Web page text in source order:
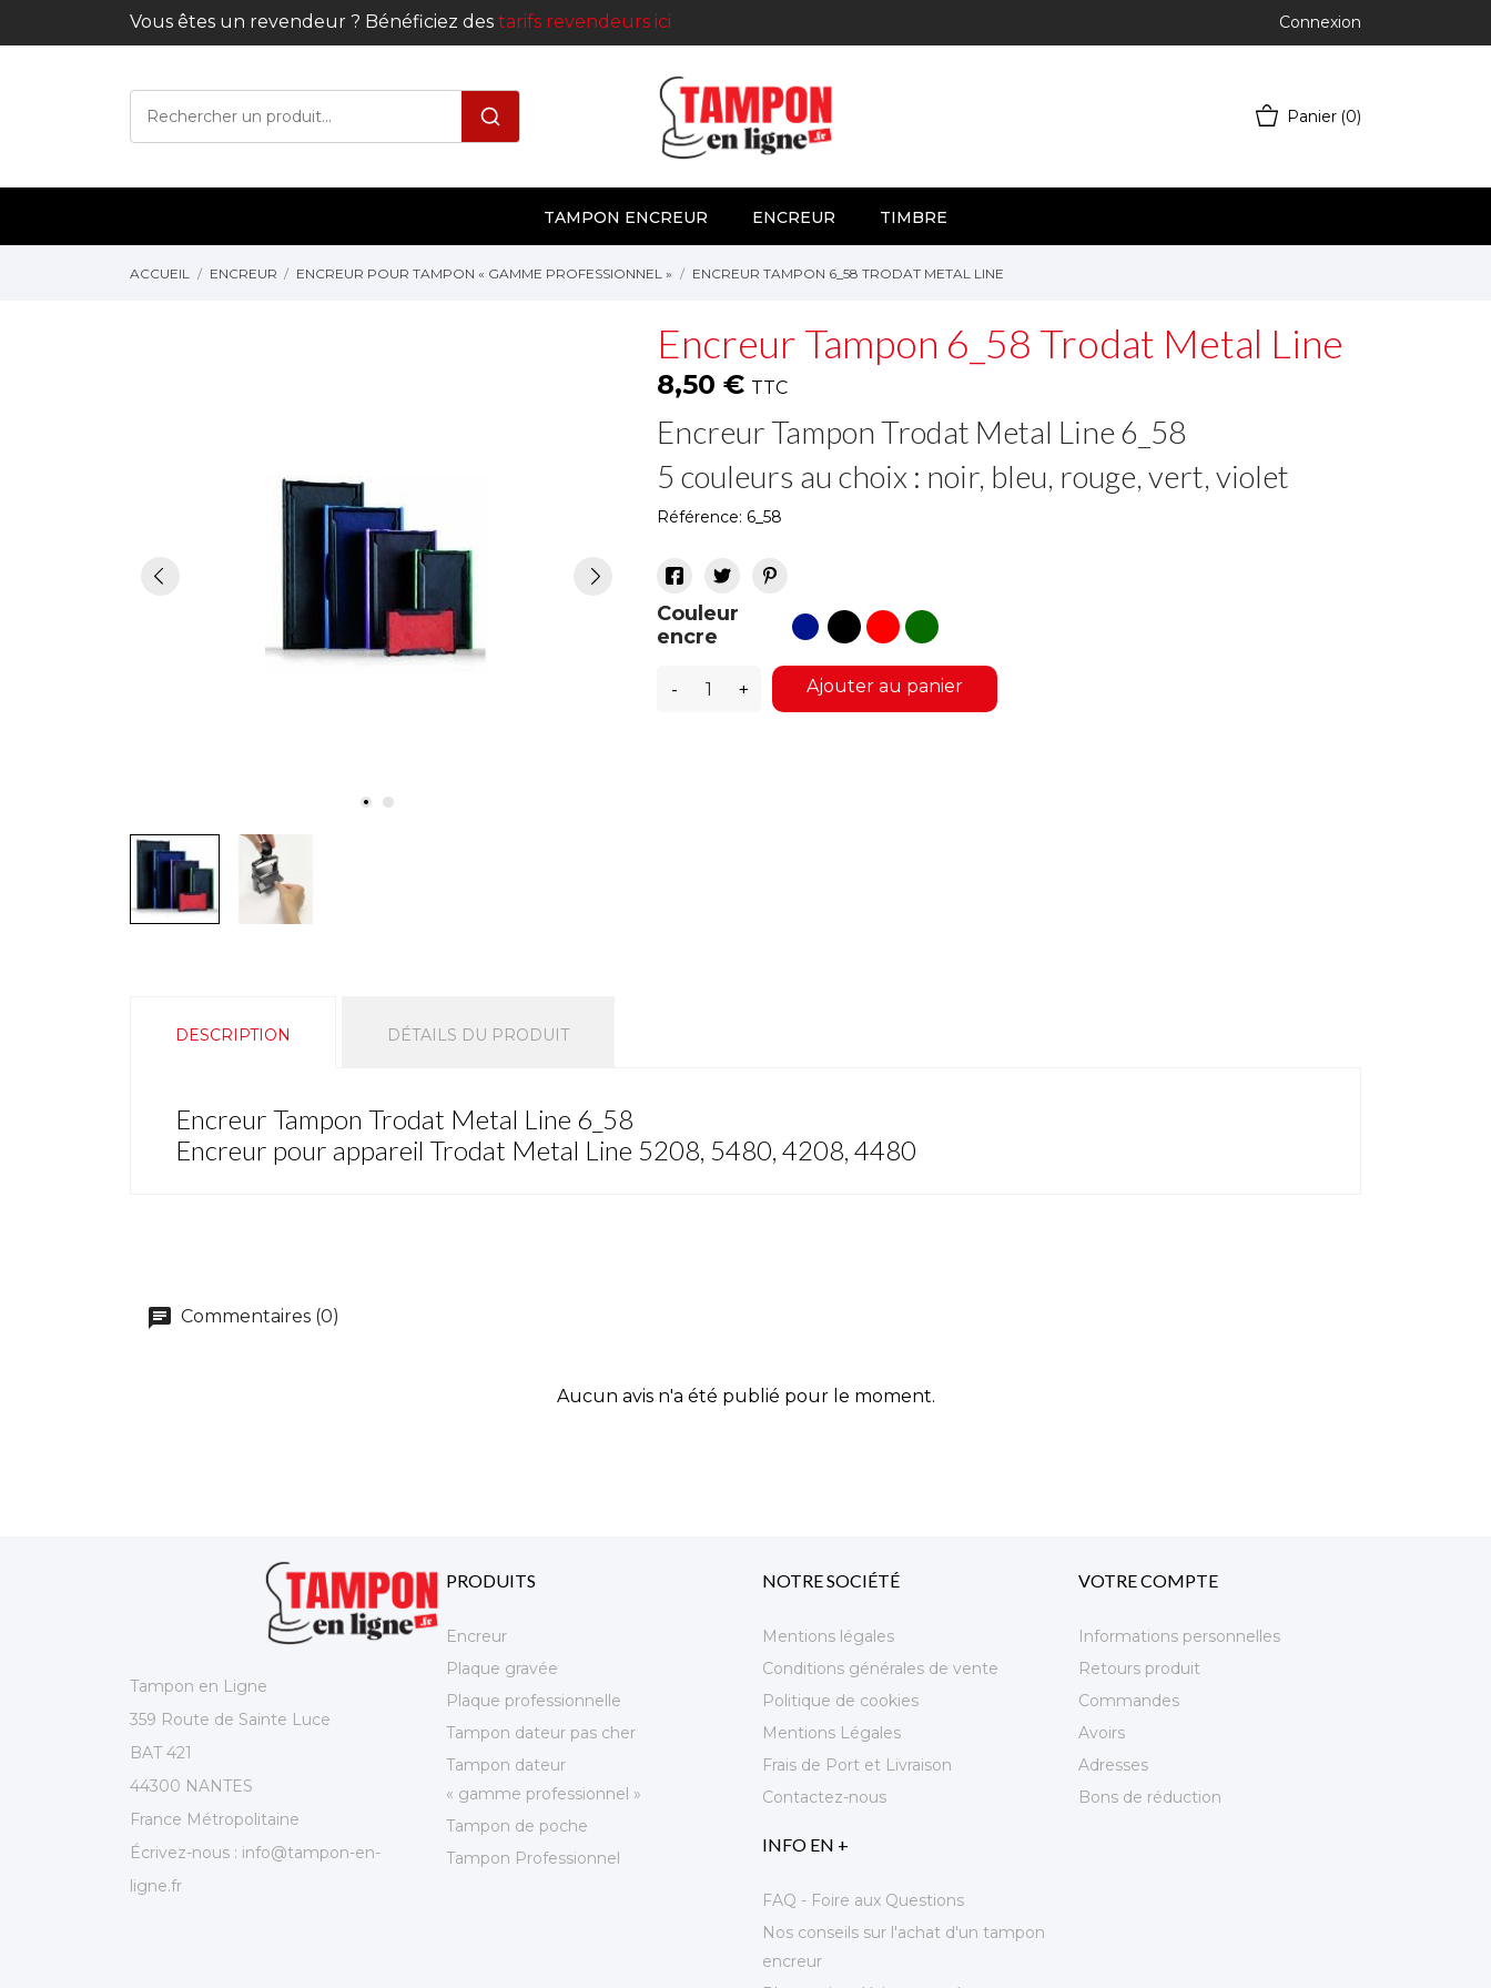
Vous êtes un revendeur ? Bénéficiez des tarifs revendeurs ici Connexion
Panier (0)
TAMPON ENCREUR ENCREUR TIMBRE
ACCUEIL ENCREUR ENCREUR POUR TAMPON « GAMME PROFESSIONNEL » ENCREUR TAMPON 6_58 TRODAT METAL LINE
Encreur Tampon 6_58 Trodat Metal Line
8,50 € TTC
Encreur Tampon Trodat Metal Line 6_58
5 couleurs au choix : noir, bleu, rouge, vert, violet
Référence: 6_58
Couleur
encre
bleunoir rougevert
- + Ajouter au panier
DESCRIPTION DÉTAILS DU PRODUIT
Encreur Tampon Trodat Metal Line 6_58
Encreur pour appareil Trodat Metal Line 5208, 5480, 4208, 4480
Commentaires (0)
Aucun avis n'a été publié pour le moment.
Tampon en Ligne
359 Route de Sainte Luce
BAT 421
44300 NANTES
France Métropolitaine
Écrivez-nous : info@tampon-en-
ligne.fr
PRODUITS
Encreur
Plaque gravée
Plaque professionnelle
Tampon dateur pas cher
Tampon dateur
« gamme professionnel »
Tampon de poche
Tampon Professionnel
NOTRE SOCIÉTÉ
Mentions légales
Conditions générales de vente
Politique de cookies
Mentions Légales
Frais de Port et Livraison
Contactez-nous
INFO EN +
FAQ - Foire aux Questions
Nos conseils sur l'achat d'un tampon
encreur
VOTRE COMPTE
Informations personnelles
Retours produit
Commandes
Avoirs
Adresses
Bons de réduction